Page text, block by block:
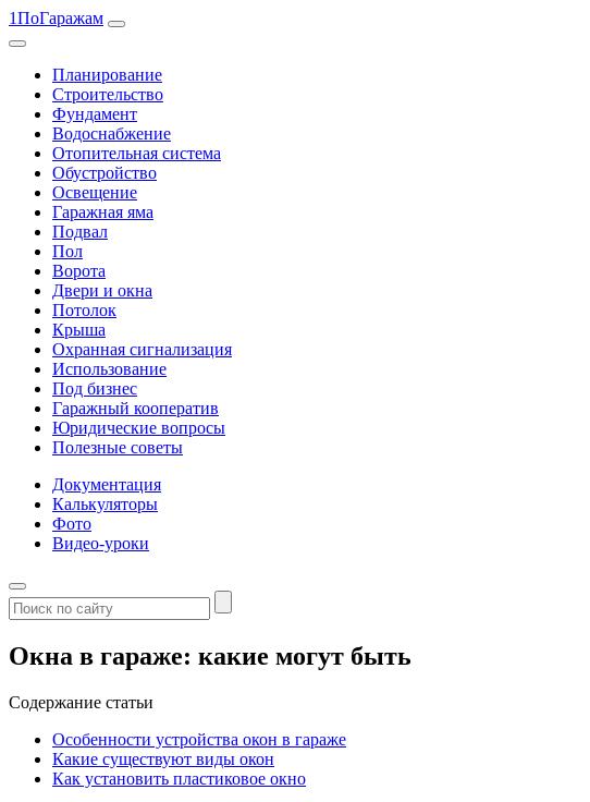
1ПоГаражам
Планирование
Строительство
Фундамент
Водоснабжение
Отопительная система
Обустройство
Освещение
Гаражная яма
Подвал
Пол
Ворота
Двери и окна
Потолок
Крыша
Охранная сигнализация
Использование
Под бизнес
Гаражный кооператив
Юридические вопросы
Полезные советы
Документация
Калькуляторы
Фото
Видео-уроки
Окна в гараже: какие могут быть
Содержание статьи
Особенности устройства окон в гараже
Какие существуют виды окон
Как установить пластиковое окно